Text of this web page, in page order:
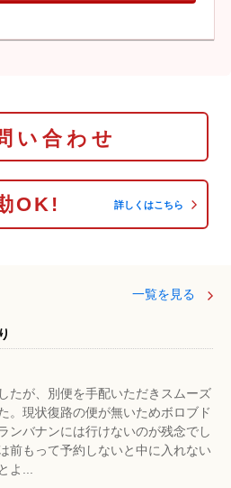
い合わせ
OK! 詳しくはこちら
一覧を見る
たが、別便を手配いただきスムーズ
。現状復路の便が無いためボロブド
ンバナンには行けないのが残念でし
前もって予約しないと中に入れない
よ...